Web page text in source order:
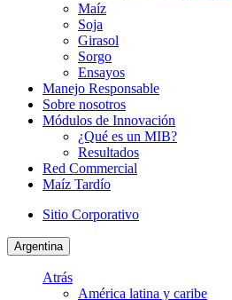
Maíz
Soja
Girasol
Sorgo
Ensayos
Manejo Responsable
Sobre nosotros
Módulos de Innovación
¿Qué es un MIB?
Resultados
Red Commercial
Maíz Tardío
Sitio Corporativo
Argentina
Atrás
América latina y caribe